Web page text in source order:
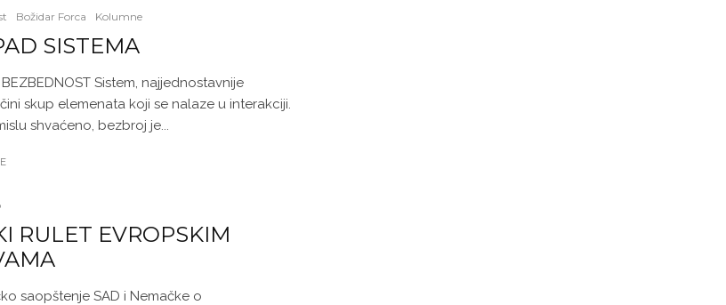
Božidar Forca Kolumne
SISTEMA
BEZBEDNOST Sistem, najjednostavnije
skup elemenata koji se nalaze u interakciji.
shvaćeno, bezbroj je...
RULET EVROPSKIM
saopštenje SAD i Nemačke o